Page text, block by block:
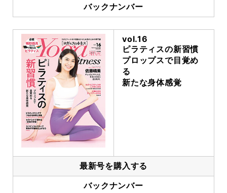
バックナンバー
vol.16
ピラティスの新習慣
プロップスで目覚め
る
新たな身体感覚
最新号を購入する
バックナンバー